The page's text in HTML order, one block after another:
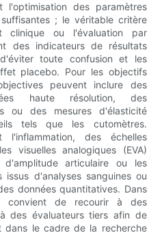
des paramètres
; le véritable critère
clinique ou l'évaluation par
des indicateurs de résultats
toute confusion et les
placebo. Pour les objectifs
peuvent inclure des
haute résolution, des
ou des mesures d'élasticité
tels que les cutomètres.
des échelles
visuelles analogiques (EVA)
articulaire ou les
issus d'analyses sanguines ou
données quantitatives. Dans
convient de recourir à des
des évaluateurs tiers afin de
dans le cadre de la recherche